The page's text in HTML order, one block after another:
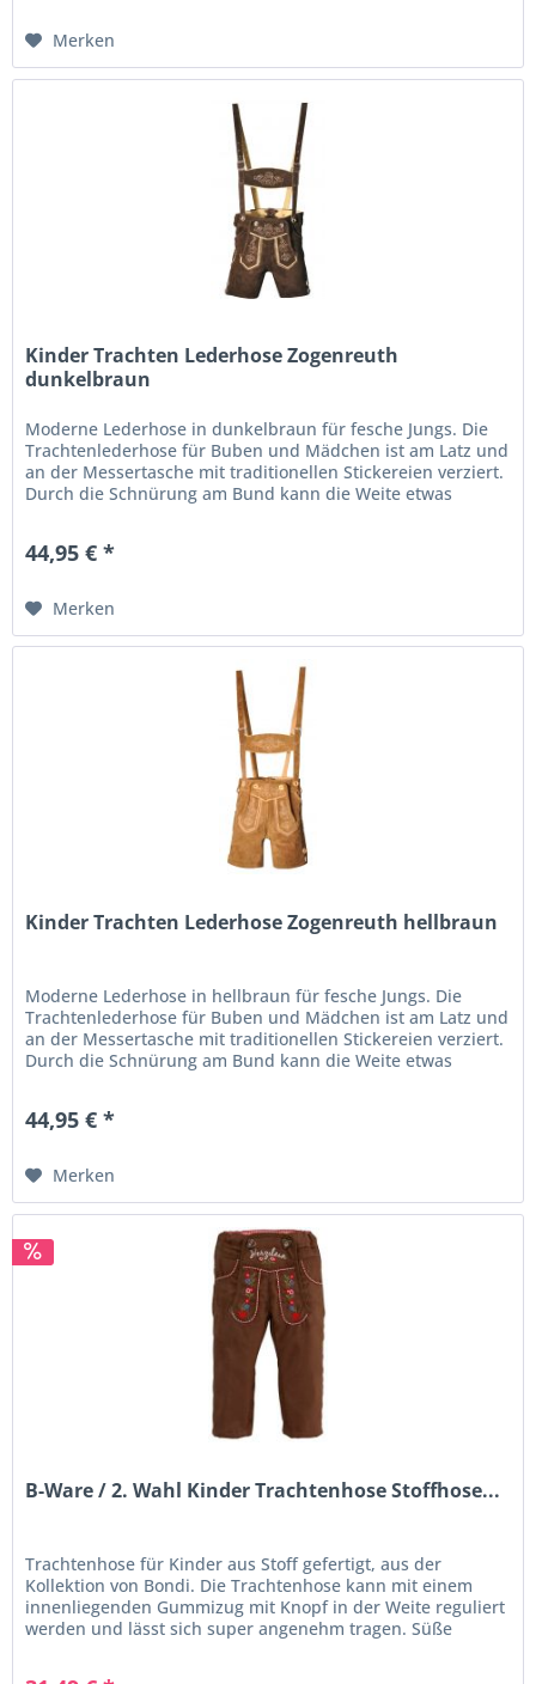
Merken
Kinder Trachten Lederhose Zogenreuth
dunkelbraun
Moderne Lederhose in dunkelbraun für fesche Jungs. Die
Trachtenlederhose für Buben und Mädchen ist am Latz und
an der Messertasche mit traditionellen Stickereien verziert.
Durch die Schnürung am Bund kann die Weite etwas
44,95 € *
Merken
Kinder Trachten Lederhose Zogenreuth hellbraun
Moderne Lederhose in hellbraun für fesche Jungs. Die
Trachtenlederhose für Buben und Mädchen ist am Latz und
an der Messertasche mit traditionellen Stickereien verziert.
Durch die Schnürung am Bund kann die Weite etwas
44,95 € *
Merken
B-Ware / 2. Wahl Kinder Trachtenhose Stoffhose...
Trachtenhose für Kinder aus Stoff gefertigt, aus der
Kollektion von Bondi. Die Trachtenhose kann mit einem
innenliegenden Gummizug mit Knopf in der Weite reguliert
werden und lässt sich super angenehm tragen. Süße